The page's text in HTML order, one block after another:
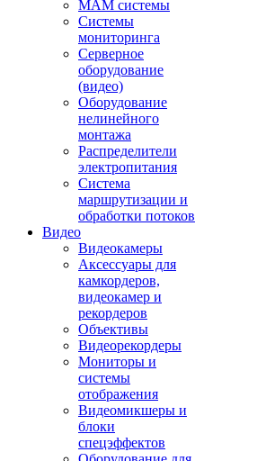
MAM системы
Системы
мониторинга
Серверное
оборудование
(видео)
Оборудование
нелинейного
монтажа
Распределители
электропитания
Система
маршрутизации и
обработки потоков
Видео
Видеокамеры
Аксессуары для
камкордеров,
видеокамер и
рекордеров
Объективы
Видеорекордеры
Мониторы и
системы
отображения
Видеомикшеры и
блоки
спецэффектов